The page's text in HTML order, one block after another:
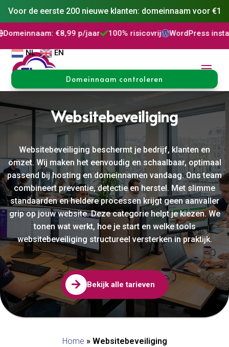
Voor de eerste 200 nieuwe klanten: domeinnaam voor €1
€8,99 p/jaar 100% risicovrijWordPress installatieDNS
NL EN
Domeinnaam controleren
Websitebeveiliging
Websitebeveiliging beschermt je bedrijf, klanten en
omzet. Wij maken het eenvoudig en schaalbaar, optimaal
passend bij hosting en domeinnamen vandaag. Ons team
combineert preventie, detectie en herstel. Met slimme
standaarden en heldere processen krijgt geen aanvaller
grip op jouw website. Deze categorie helpt je kiezen. We
tonen wat werkt, hoe je start en welke tools
websitebeveiliging structureel versterken in praktijk.
 Bekijk alle tarieven
Home » Websitebeveiliging